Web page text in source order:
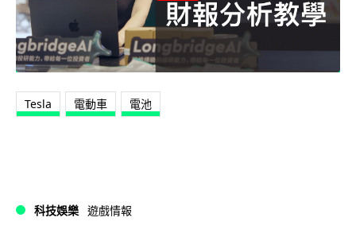
Tesla 電動車 電池
科技娛樂 遊戲情報